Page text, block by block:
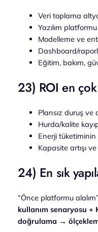
Veri toplama
Yazılım
Modelleme ve
Dashboard/
Eğitim, bakım,
23) ROI en
Plansız duruş ve
Hurda/kalite
Enerji
Kapasite artışı
24) En sık
“Önce platformu
kullanım senaryosu
doğrulama →